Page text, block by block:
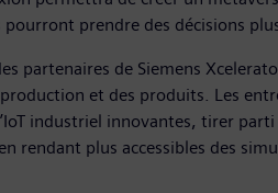
prendre des décisions
partenaires de Siemens
et des produits. Les
industriel innovantes, tirer
rendant plus accessibles des